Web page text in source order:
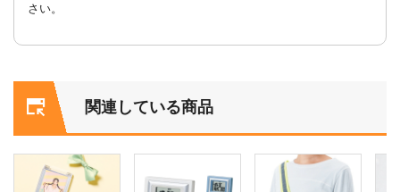
さい。
関連している商品